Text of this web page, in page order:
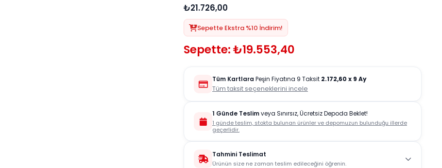
₺21.726,00
Sepette Ekstra %10 İndirim!
Sepette: ₺19.553,40
Tüm Kartlara Peşin Fiyatına 9 Taksit 2.172,60 x 9 Ay
Tüm taksit seçeneklerini incele
1 Günde Teslimveya Sınırsız, Ücretsiz Depoda Beklet!
1 günde teslim, stokta bulunan ürünler ve depomuzun bulunduğu illerde
geçerlidir.
Tahmini Teslimat
Ürünün size ne zaman teslim edileceğini öğrenin.